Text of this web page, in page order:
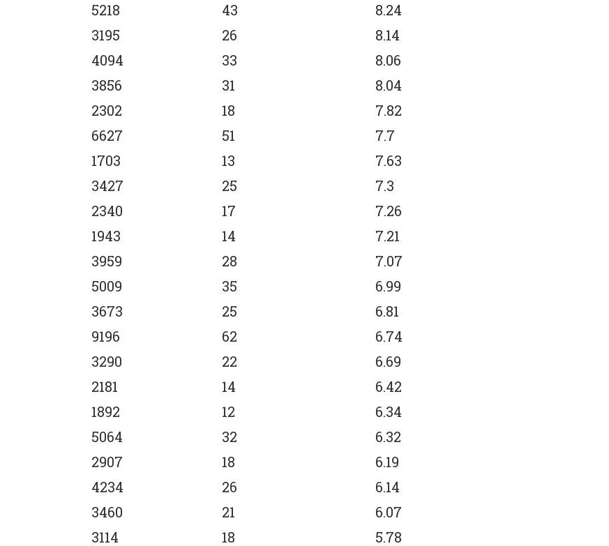
5218 43
8.24
3195 26
8.14
4094 33
8.06
3856 31
8.04
2302 18
7.82
6627 51
7.7
1703 13
7.63
3427 25
7.3
2340 17
7.26
1943 14
7.21
3959 28
7.07
5009 35
6.99
3673 25
6.81
9196 62
6.74
3290 22
6.69
2181 14
6.42
1892 12
6.34
5064 32
6.32
2907 18
6.19
4234 26
6.14
3460 21
6.07
3114 18 5.78